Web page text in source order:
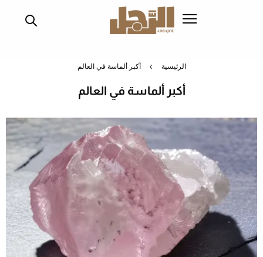
الرئيسية أكبر ألماسة في العالم
أكبر ألماسة في العالم